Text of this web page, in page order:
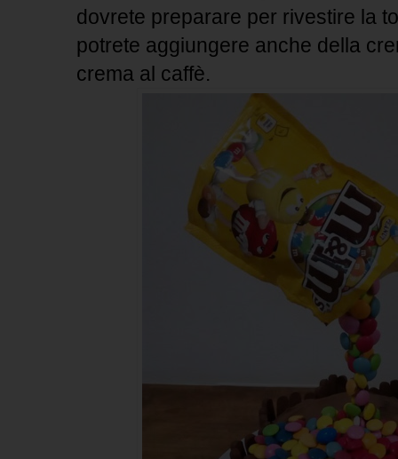
dovrete preparare per rivestire la
potrete aggiungere anche della
crema al caffè.